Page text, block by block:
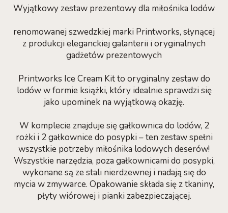
Wyjątkowy zestaw prezentowy dla miłośnika lodów
renomowanej szwedzkiej marki Printworks, słynącej
z produkcji eleganckiej galanterii i oryginalnych
gadżetów prezentowych
Printworks Ice Cream Kit to oryginalny zestaw do
lodów w formie książki, który idealnie sprawdzi się
jako upominek na wyjątkową okazję.
W komplecie znajduje się gałkownica do lodów, 2
rożki i 2 gałkownice do posypki – ten zestaw spełni
wszystkie potrzeby miłośnika lodowych deserów!
Wszystkie narzędzia, poza gałkownicami do posypki,
wykonane są ze stali nierdzewnej i nadają się do
mycia w zmywarce. Opakowanie składa się z tkaniny,
płyty wiórowej i pianki zabezpieczającej.